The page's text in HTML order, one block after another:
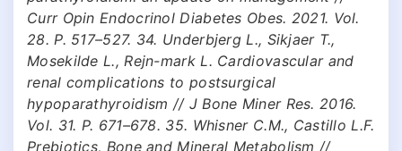
Curr Opin Endocrinol Diabetes Obes. 2021. Vol.
28. P. 517–527. 34. Underbjerg L., Sikjaer T.,
Mosekilde L., Rejn-mark L. Cardiovascular and
renal complications to postsurgical
hypoparathyroidism // J Bone Miner Res. 2016.
Vol. 31. P. 671–678. 35. Whisner C.M., Castillo L.F.
Prebiotics, Bone and Mineral Metabolism //